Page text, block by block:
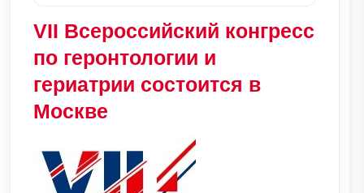
VII Всероссийский конгресс
по геронтологии и
гериатрии состоится в
Москве